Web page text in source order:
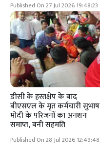
Published On 27 Jul 2026 19:48:23
डीसी के हस्तक्षेप के बाद
बीएसएल के मृत कर्मचारी सुभाष
मोदी के परिजनों का अनशन
समाप्त, बनी सहमति
Published On 28 Jul 2026 12:49:48